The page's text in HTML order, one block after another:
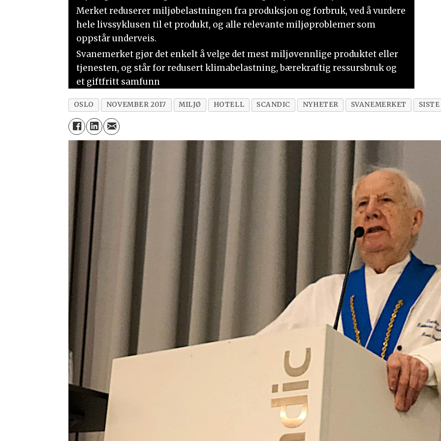
Merket reduserer miljøbelastningen fra produksjon og forbruk, ved å vurdere
hele livssyklusen til et produkt, og alle relevante miljøproblemer som
oppstår underveis.
Svanemerket gjør det enkelt å velge det mest miljøvennlige produktet eller
tjenesten, og står for redusert klimabelastning, bærekraftig ressursbruk og
et giftfritt samfunn
OSLO NOVEMBER 2017 MILJØ HOTELL SCANDIC NYHETER SVANEMERKET